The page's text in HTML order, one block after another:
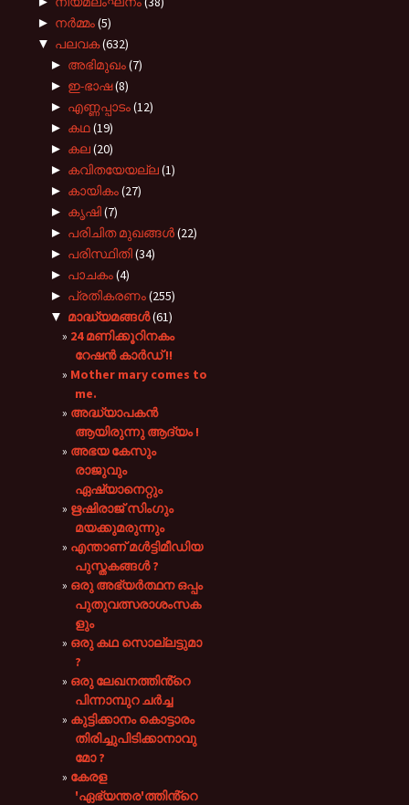
► നർമ്മം(5)
▼ പലവക(632)
► അഭിമുഖം(7)
► ഇ-ഭാഷ(8)
► എണ്ണപ്പാടം(12)
► കഥ(19)
► കല(20)
► കവിതയേയല്ല(1)
► കായികം(27)
► കൃഷി(7)
► പരിചിത മുഖങ്ങള്‍(22)
► പരിസ്ഥിതി(34)
► പാചകം(4)
► പ്രതികരണം(255)
▼ മാദ്ധ്യമങ്ങൾ(61)
24 മണിക്കൂറിനകം
റേഷൻ കാർഡ് !!
Mother mary comes to
me.
അദ്ധ്യാപകൻ
ആയിരുന്നു ആദ്യം !
അഭയ കേസും
രാജുവും
ഏഷ്യാനെറ്റും
ഋഷിരാജ് സിംഗും
മയക്കുമരുന്നും
എന്താണ് മൾട്ടിമീഡിയ
പുസ്തകങ്ങൾ ?
ഒരു അഭ്യർത്ഥന ഒപ്പം
പുതുവത്സരാശംസക
ളും
ഒരു കഥ സൊല്ലട്ടുമാ
?
ഒരു ലേഖനത്തിൻ്റെ
പിന്നാമ്പുറ ചർച്ച
കുട്ടിക്കാനം കൊട്ടാരം
തിരിച്ചുപിടിക്കാനാവു
മോ ?
കേരള
'ഏഭ്യന്തര'ത്തിൻ്റെ